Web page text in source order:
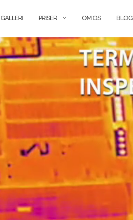
GALLERI PRISER OM OS BLOG